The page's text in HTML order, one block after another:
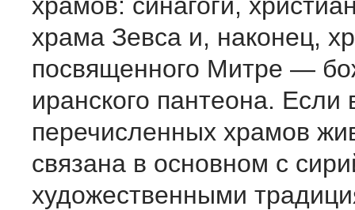
храма Зевса и, наконец,
посвященного Митре —
иранского пантеона. Если
перечисленных храмов
связана в основном с
художественными